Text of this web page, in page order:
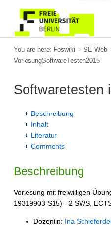
You are here: Foswiki > SE Web
VorlesungSoftwareTesten2015
Softwaretesten
Beschreibung
Inhalt
Literatur
Comments
Beschreibung
Vorlesung mit freiwilligen
19319903-S15) - 2 SWS,
Dozentin: Ina